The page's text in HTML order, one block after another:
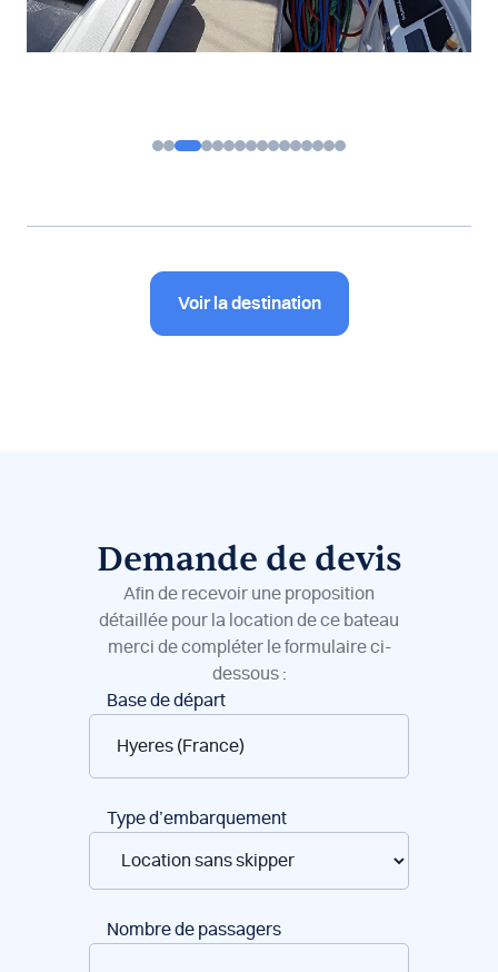
Voir la destination
Demande de devis
Afin de recevoir une proposition
détaillée pour la location de ce bateau
merci de compléter le formulaire ci-
dessous :
Réservation
bateaux
Base de départ
Type d’embarquement
Nombre de passagers